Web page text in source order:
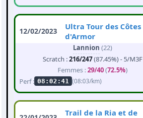
12/02/2023
Ultra Tour des Côtes
d'Armor
Lannion (22)
Scratch :216/247(87.45%) - 5/M3F
Femmes :29/40(72.5%)
Perf : 08:02:41 (08:03/km)
Trail de la Ria et de